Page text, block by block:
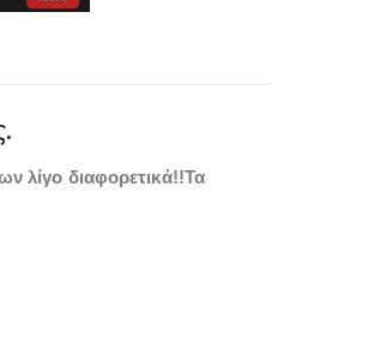
λίγο διαφορετικά!!Τα